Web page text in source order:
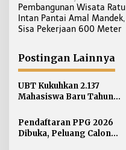
a
v
g
a
s
i
o
Pembangunan Wisata Ratu
Intan Pantai Amal Mandek,
Sisa Pekerjaan 600 Meter
Postingan Lainnya
UBT Kukuhkan 2.137
Mahasiswa Baru Tahun
Pendaftaran PPG 2026
Dibuka, Peluang Calon